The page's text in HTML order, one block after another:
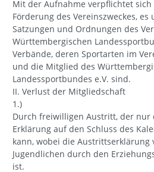
Mit der Aufnahme verpflichtet
Förderung des Vereinszweckes,
Satzungen und Ordnungen des
Württembergischen
Verbände, deren Sportarten im
und die Mitglied des
Landessportbundes e.V. sind.
II. Verlust der Mitgliedschaft
1.)
Durch freiwilligen Austritt, der
Erklärung auf den Schluss des
kann, wobei die Austrittserklärung
Jugendlichen durch den
ist.